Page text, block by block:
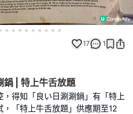
17 1
鍋 | 特上牛舌放題
得知「良い日涮涮鍋」有「特上
「特上牛舌放題」供應期至12